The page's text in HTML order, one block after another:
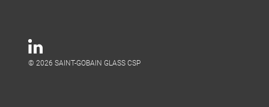
© 2026 SAINT-GOBAIN GLASS CSP